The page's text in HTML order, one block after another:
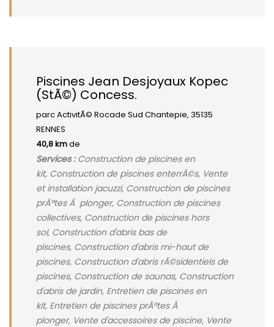
Piscines Jean Desjoyaux Kopec
(StÃ©) Concess.
parc ActivitÃ© Rocade Sud Chantepie, 35135
RENNES
40,8 kmde
Services :Construction de piscines en
kit, Construction de piscines enterrÃ©s, Vente
et installation jacuzzi, Construction de piscines
prÃªtes Ã plonger, Construction de piscines
collectives, Construction de piscines hors
sol, Construction d'abris bas de
piscines, Construction d'abris mi-haut de
piscines, Construction d'abris rÃ©sidentiels de
piscines, Construction de saunas, Construction
d'abris de jardin, Entretien de piscines en
kit, Entretien de piscines prÃªtes Ã
plonger, Vente d'accessoires de piscine, Vente